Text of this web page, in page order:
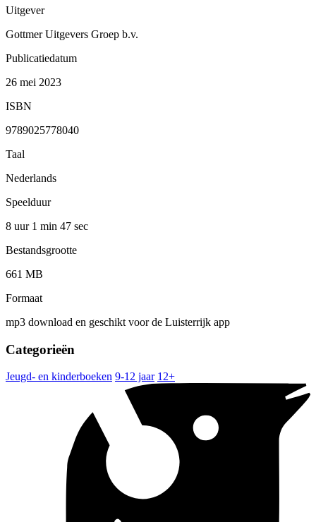
Uitgever
Gottmer Uitgevers Groep b.v.
Publicatiedatum
26 mei 2023
ISBN
9789025778040
Taal
Nederlands
Speelduur
8 uur 1 min 47 sec
Bestandsgrootte
661 MB
Formaat
mp3 download en geschikt voor de Luisterrijk app
Categorieën
Jeugd- en kinderboeken 9-12 jaar 12+